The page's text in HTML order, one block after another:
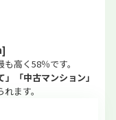
高く58％です。
」「中古マンション」
ます。